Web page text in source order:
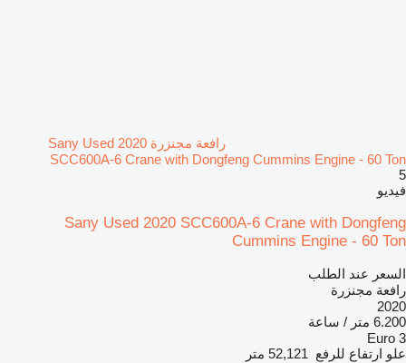
رافعة مجنزرة Sany Used 2020
SCC600A-6 Crane with Dongfeng Cummins Engine - 60 Ton
5
فيديو
Sany Used 2020 SCC600A-6 Crane with Dongfeng
Cummins Engine - 60 Ton
السعر عند الطلب
رافعة مجنزرة
2020
6.200 متر / ساعة
Euro 3
علو ارتفاع للرفع 52,121 متر